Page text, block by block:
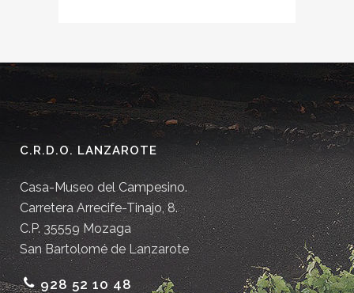
C.R.D.O. LANZAROTE
Casa-Museo del Campesino.
Carretera Arrecife-Tinajo, 8.
C.P. 35559 Mozaga
San Bartolomé de Lanzarote
928 52 10 48